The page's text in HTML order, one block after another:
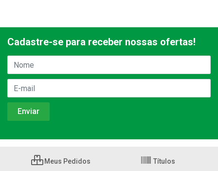
Cadastre-se para receber nossas ofertas!
Meus Pedidos Títulos